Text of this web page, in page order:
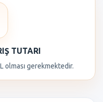
TUTARI
olması gerekmektedir.